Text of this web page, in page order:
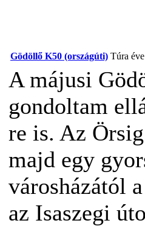
Gödöllő K50 (országúti) Túra
A májusi
gondoltam
re is. Az
majd egy
városházától
az Isaszegi